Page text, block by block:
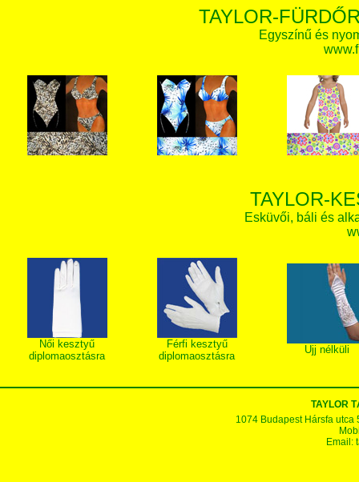
TAYLOR-
Egyszínű és
TAYLOR-
Esküvői, báli és
Női kesztyű
diplomaosztásra
Férfi kesztyű
diplomaosztásra
Ujj nélküli
TAYLOR
1074 Budapest Hársfa utca
Email: